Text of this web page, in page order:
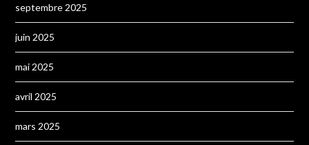
septembre 2025
juin 2025
mai 2025
avril 2025
mars 2025